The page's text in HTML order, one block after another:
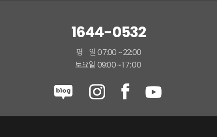
1644-0532
평 일 07:00 ~ 22:00
토요일 09:00 ~17:00